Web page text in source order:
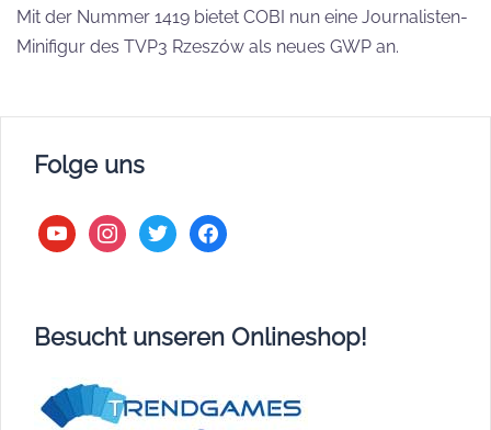
Mit der Nummer 1419 bietet COBI nun eine Journalisten-
Minifigur des TVP3 Rzeszów als neues GWP an.
Folge uns
youtubeinstagram
twitter facebook
Besucht unseren Onlineshop!